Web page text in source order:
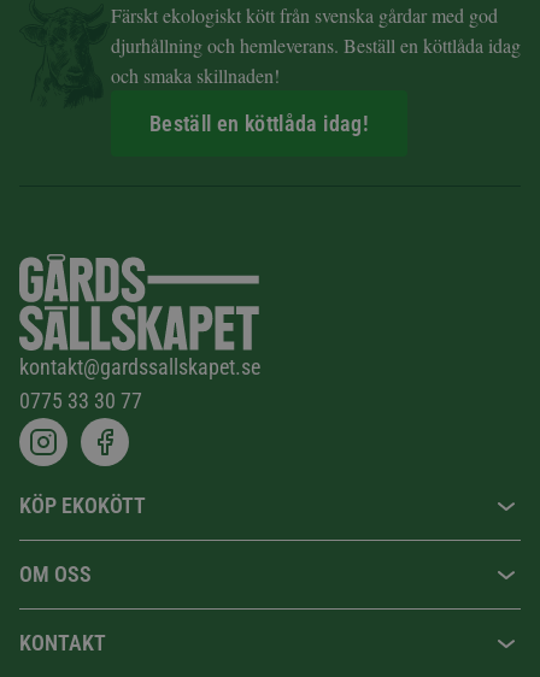
Färskt ekologiskt kött från svenska gårdar med god
djurhållning och hemleverans. Beställ en köttlåda idag
och smaka skillnaden!
Beställ en köttlåda idag!
kontakt@gardssallskapet.se
0775 33 30 77
KÖP EKOKÖTT
OM OSS
KONTAKT